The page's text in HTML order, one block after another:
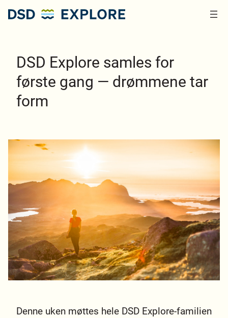
DSD Explore samles for
første gang — drømmene tar
form
Denne uken møttes hele DSD Explore-familien